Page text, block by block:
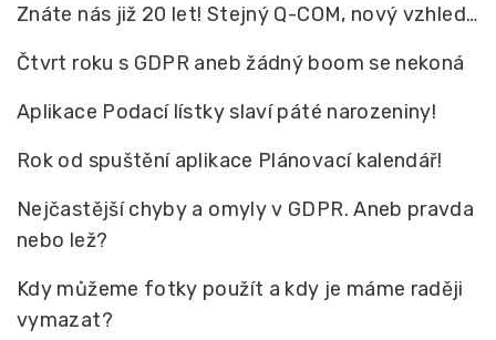
Znáte nás již 20 let! Stejný Q-COM, nový vzhled…
Čtvrt roku s GDPR aneb žádný boom se nekoná
Aplikace Podací lístky slaví páté narozeniny!
Rok od spuštění aplikace Plánovací kalendář!
Nejčastější chyby a omyly v GDPR. Aneb pravda
nebo lež?
Kdy můžeme fotky použít a kdy je máme raději
vymazat?